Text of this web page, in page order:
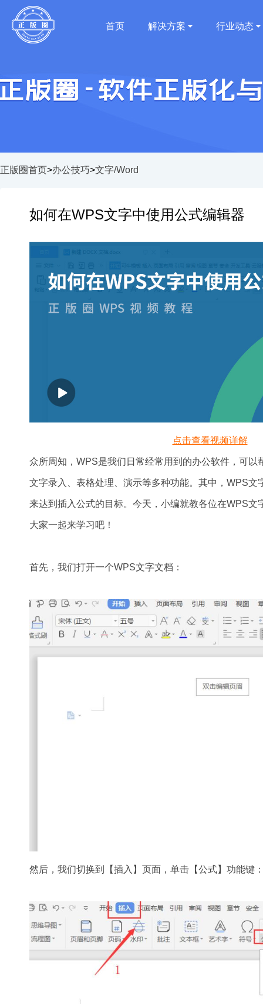
首页 解决方案 行业动态
正版圈首页>办公技巧>文字/Word
如何在WPS文字中使用公式编辑器
点击查看视频详解
众所周知，WPS是我们日常经常用到的办公软件，可以
文字录入、表格处理、演示等多种功能。其中，WPS文
来达到插入公式的目标。今天，小编就教各位在WPS文
大家一起来学习吧！
首先，我们打开一个WPS文字文档：
然后，我们切换到【插入】页面，单击【公式】功能键